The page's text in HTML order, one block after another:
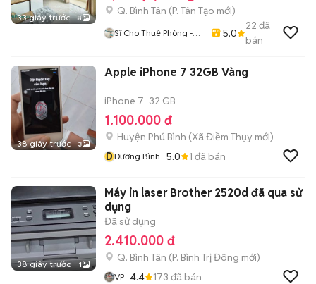
33 giây trước 8
Q. Bình Tân (P. Tân Tạo mới)
Sĩ Cho Thuê Phòng -
5.0
22 đã
bán
38 giây trước 3
Apple iPhone 7 32GB Vàng
iPhone 7 32 GB
1.100.000 đ
Huyện Phú Bình (Xã Điềm Thụy mới)
DDương Bình 5.0 1 đã bán
38 giây trước 1
Máy in laser Brother 2520d đã qua sử
dụng
Đã sử dụng
2.410.000 đ
Q. Bình Tân (P. Bình Trị Đông mới)
VP 4.4 173 đã bán